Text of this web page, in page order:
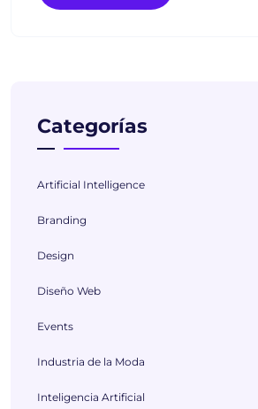
Categorías
Artificial Intelligence
Branding
Design
Diseño Web
Events
Industria de la Moda
Inteligencia Artificial